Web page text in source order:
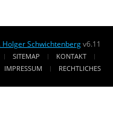
Holger Schwichtenbergv6.11
SITEMAP
KONTAKT
IMPRESSUM
RECHTLICHES